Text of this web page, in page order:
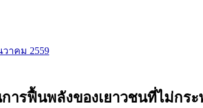
วาคม 2559
รฟื้นพลังของเยาวชนที่ไม่กระท